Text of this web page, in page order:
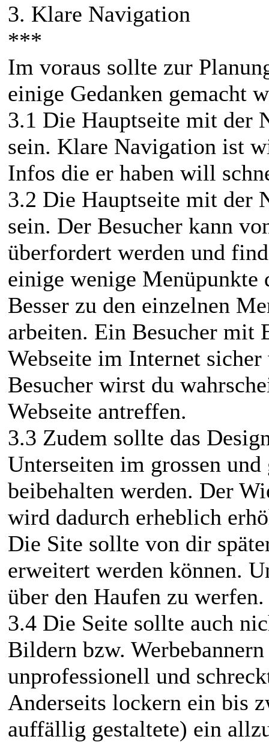
3. Klare Navigation
***
Im voraus sollte zur
einige Gedanken gemacht
3.1 Die Hauptseite mit der
sein. Klare Navigation ist
Infos die er haben will
3.2 Die Hauptseite mit der
sein. Der Besucher kann
überfordert werden und
einige wenige Menüpunkte
Besser zu den einzelnen
arbeiten. Ein Besucher mit
Webseite im Internet
Besucher wirst du
Webseite antreffen.
3.3 Zudem sollte das
Unterseiten im grossen
beibehalten werden. Der
wird dadurch erheblich
Die Site sollte von dir
erweitert werden können.
über den Haufen zu werfen.
3.4 Die Seite sollte auch
Bildern bzw.
unprofessionell und
Anderseits lockern ein bis
auffällig gestaltete) ein